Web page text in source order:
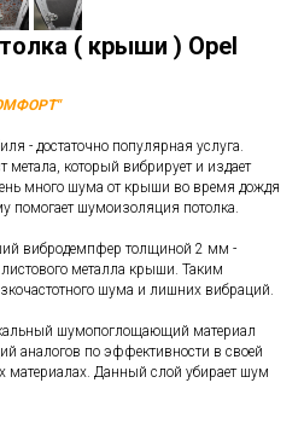
( крыши ) Opel
- достаточно популярная услуга.
который вибрирует и издает
много шума от крыши во время дождя
помогает шумоизоляция потолка.
вибродемпфер толщиной 2 мм -
металла крыши. Таким
шума и лишних вибраций.
шумопоглощающий материал
аналогов по эффективности в своей
материалах. Данный слой убирает шум